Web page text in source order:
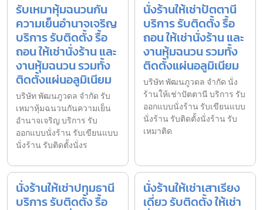
รับเหมาหุ้มฉนวนกัน
ความเย็นอำนาจเจริญ
บริการ รับติดตั้ง รื้อ
ถอน ให้เช่านั่งร้าน และ
งานหุ้มฉนวน รวมทั้ง
ติดตั้งแผ่นอลูมิเนียม
บริษัท พัฒนภูวดล จำกัด รับ
เหมาหุ้มฉนวนกันความเย็น
อำนาจเจริญ บริการ รับ
ออกแบบนั่งร้าน รับเขียนแบบ
นั่งร้าน รับติดตั้งนั่งร
นั่งร้านให้เช่าปัตตานี
บริการ รับติดตั้ง รื้อ
ถอน ให้เช่านั่งร้าน และ
งานหุ้มฉนวน รวมทั้ง
ติดตั้งแผ่นอลูมิเนียม
บริษัท พัฒนภูวดล จำกัด นั่ง
ร้านให้เช่าปัตตานี บริการ รับ
ออกแบบนั่งร้าน รับเขียนแบบ
นั่งร้าน รับติดตั้งนั่งร้าน รับ
เหมาติด
นั่งร้านให้เช่าปทุมธานี
บริการ รับติดตั้ง รื้อ
นั่งร้านให้เช่าเสาเรียง
เดี่ยว รับติดตั้ง ให้เช่า